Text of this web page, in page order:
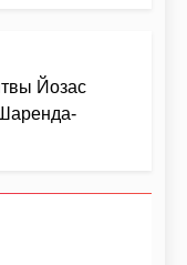
Йозас